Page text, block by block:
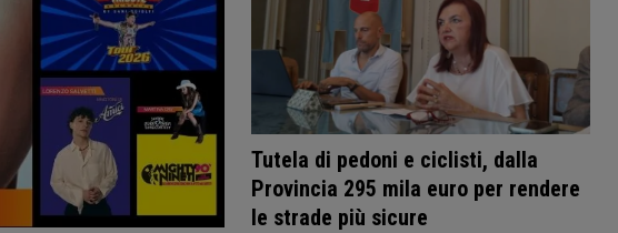
Tutela di pedoni e ciclisti, dalla
Provincia 295 mila euro per rendere
le strade più sicure